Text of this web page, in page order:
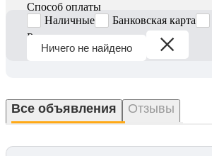
Регион
Вся Беларусь
Все объявления Отзывы
Способ оплаты
Наличные
Банковская карта
Ничего не найдено